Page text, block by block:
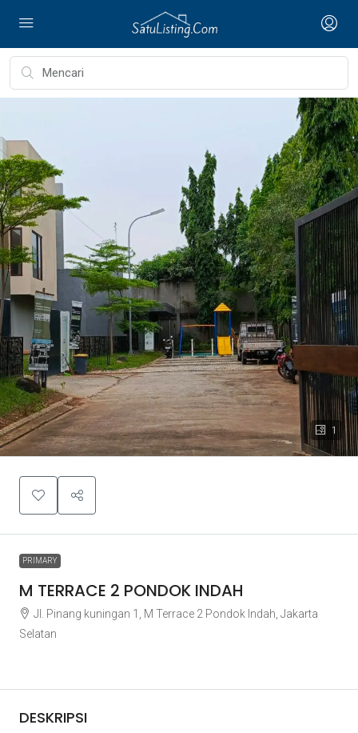
1
PRIMARY
M TERRACE 2 PONDOK INDAH
Jl. Pinang kuningan 1, M Terrace 2 Pondok Indah, Jakarta
Selatan
DESKRIPSI